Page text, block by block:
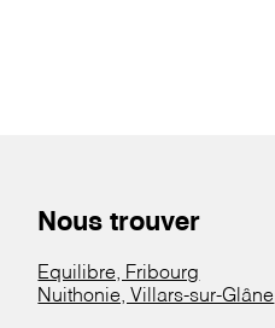
Nous trouver
Equilibre, Fribourg
Nuithonie, Villars-sur-Glâne